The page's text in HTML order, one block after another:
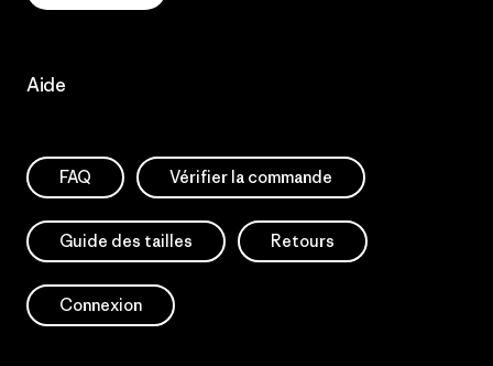
Aide
FAQ Vérifier la commande
Guide des tailles Retours
Connexion